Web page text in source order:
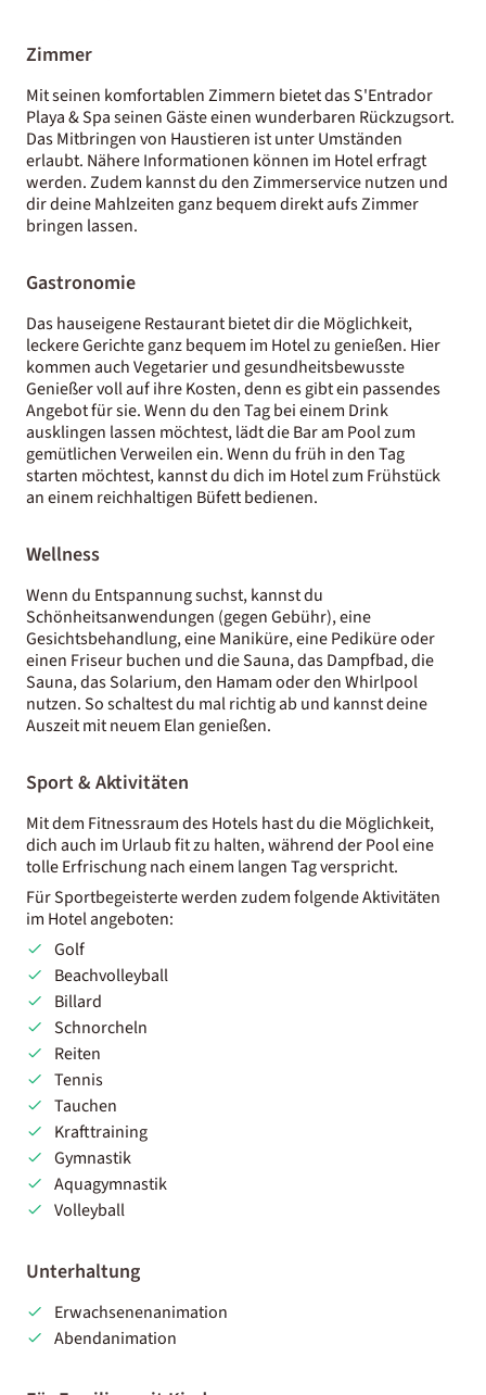
Zimmer
Mit seinen komfortablen Zimmern bietet das S'Entrador
Playa & Spa seinen Gäste einen wunderbaren Rückzugsort.
Das Mitbringen von Haustieren ist unter Umständen
erlaubt. Nähere Informationen können im Hotel erfragt
werden. Zudem kannst du den Zimmerservice nutzen und
dir deine Mahlzeiten ganz bequem direkt aufs Zimmer
bringen lassen.
Gastronomie
Das hauseigene Restaurant bietet dir die Möglichkeit,
leckere Gerichte ganz bequem im Hotel zu genießen. Hier
kommen auch Vegetarier und gesundheitsbewusste
Genießer voll auf ihre Kosten, denn es gibt ein passendes
Angebot für sie. Wenn du den Tag bei einem Drink
ausklingen lassen möchtest, lädt die Bar am Pool zum
gemütlichen Verweilen ein. Wenn du früh in den Tag
starten möchtest, kannst du dich im Hotel zum Frühstück
an einem reichhaltigen Büfett bedienen.
Wellness
Wenn du Entspannung suchst, kannst du
Schönheitsanwendungen (gegen Gebühr), eine
Gesichtsbehandlung, eine Maniküre, eine Pediküre oder
einen Friseur buchen und die Sauna, das Dampfbad, die
Sauna, das Solarium, den Hamam oder den Whirlpool
nutzen. So schaltest du mal richtig ab und kannst deine
Auszeit mit neuem Elan genießen.
Sport & Aktivitäten
Mit dem Fitnessraum des Hotels hast du die Möglichkeit,
dich auch im Urlaub fit zu halten, während der Pool eine
tolle Erfrischung nach einem langen Tag verspricht.
Für Sportbegeisterte werden zudem folgende Aktivitäten
im Hotel angeboten:
Golf
Beachvolleyball
Billard
Schnorcheln
Reiten
Tennis
Tauchen
Krafttraining
Gymnastik
Aquagymnastik
Volleyball
Unterhaltung
Erwachsenenanimation
Abendanimation